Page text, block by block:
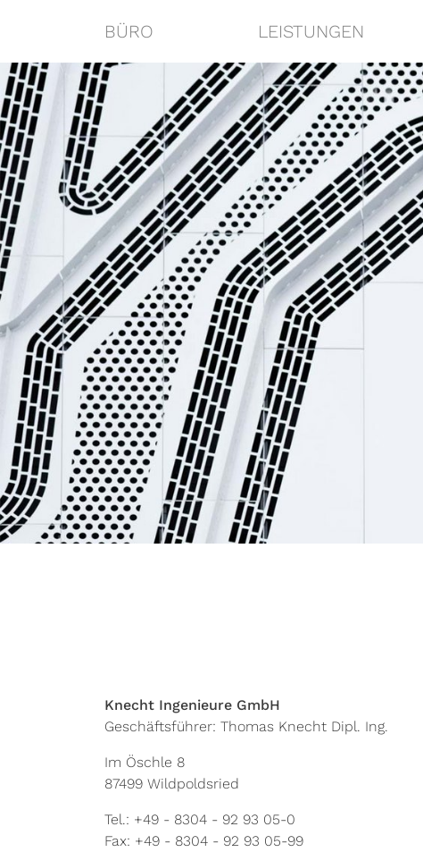
BÜRO LEISTUNGEN
Knecht Ingenieure GmbH
Geschäftsführer: Thomas Knecht Dipl. Ing.
Im Öschle 8
87499 Wildpoldsried
Tel.: +49 - 8304 - 92 93 05-0
Fax: +49 - 8304 - 92 93 05-99